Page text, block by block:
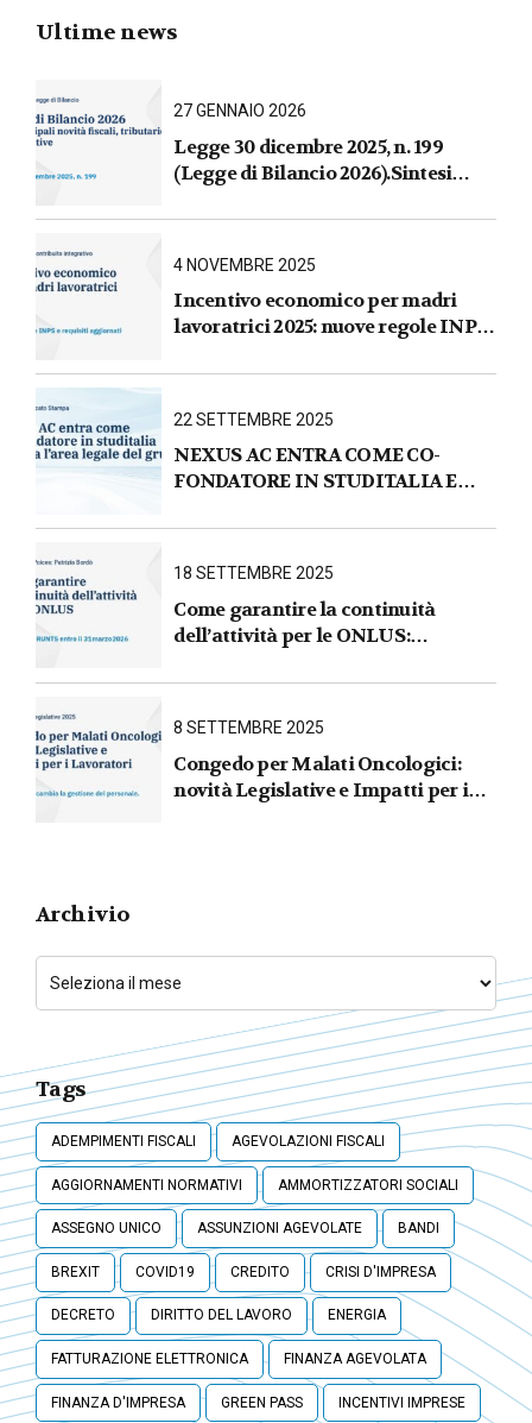
Ultime news
27 GENNAIO 2026
Legge 30 dicembre 2025, n. 199
(Legge di Bilancio 2026).Sintesi
fiscali, tributarie, contributive e per
4 NOVEMBRE 2025
Incentivo economico per madri
lavoratrici 2025: nuove regole INPS
22 SETTEMBRE 2025
NEXUS AC ENTRA COME CO-
FONDATORE IN STUDITALIA E
GRUPPO
18 SETTEMBRE 2025
Come garantire la continuità
dell’attività per le ONLUS :
31 marzo 2026
8 SETTEMBRE 2025
Congedo per Malati Oncologici:
novità Legislative e Impatti per i
Archivio
Tags
ADEMPIMENTI FISCALI AGEVOLAZIONI FISCALI
AGGIORNAMENTI NORMATIVI AMMORTIZZATORI SOCIALI
ASSEGNO UNICO ASSUNZIONI AGEVOLATE BANDI
BREXIT COVID19 CREDITO CRISI D'IMPRESA
DECRETO DIRITTO DEL LAVORO ENERGIA
FATTURAZIONE ELETTRONICA FINANZA AGEVOLATA
FINANZA D'IMPRESA GREEN PASS INCENTIVI IMPRESE